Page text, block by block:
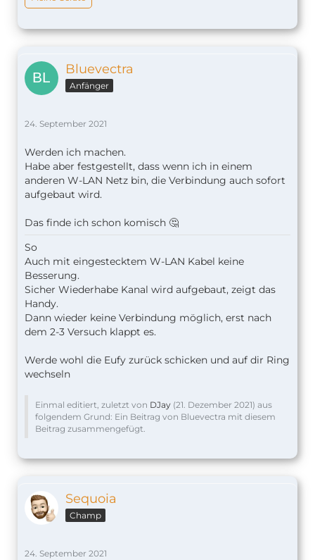
Bluevectra
Anfänger
24. September 2021
Werden ich machen.
Habe aber festgestellt, dass wenn ich in einem
anderen W-LAN Netz bin, die Verbindung auch sofort
aufgebaut wird.
Das finde ich schon komisch 🤔
So
Auch mit eingestecktem W-LAN Kabel keine
Besserung.
Sicher Wiederhabe Kanal wird aufgebaut, zeigt das
Handy.
Dann wieder keine Verbindung möglich, erst nach
dem 2-3 Versuch klappt es.
Werde wohl die Eufy zurück schicken und auf dir Ring
wechseln
Einmal editiert, zuletzt von DJay (21. Dezember 2021) aus
folgendem Grund: Ein Beitrag von Bluevectra mit diesem
Beitrag zusammengefügt.
Sequoia
Champ
24. September 2021